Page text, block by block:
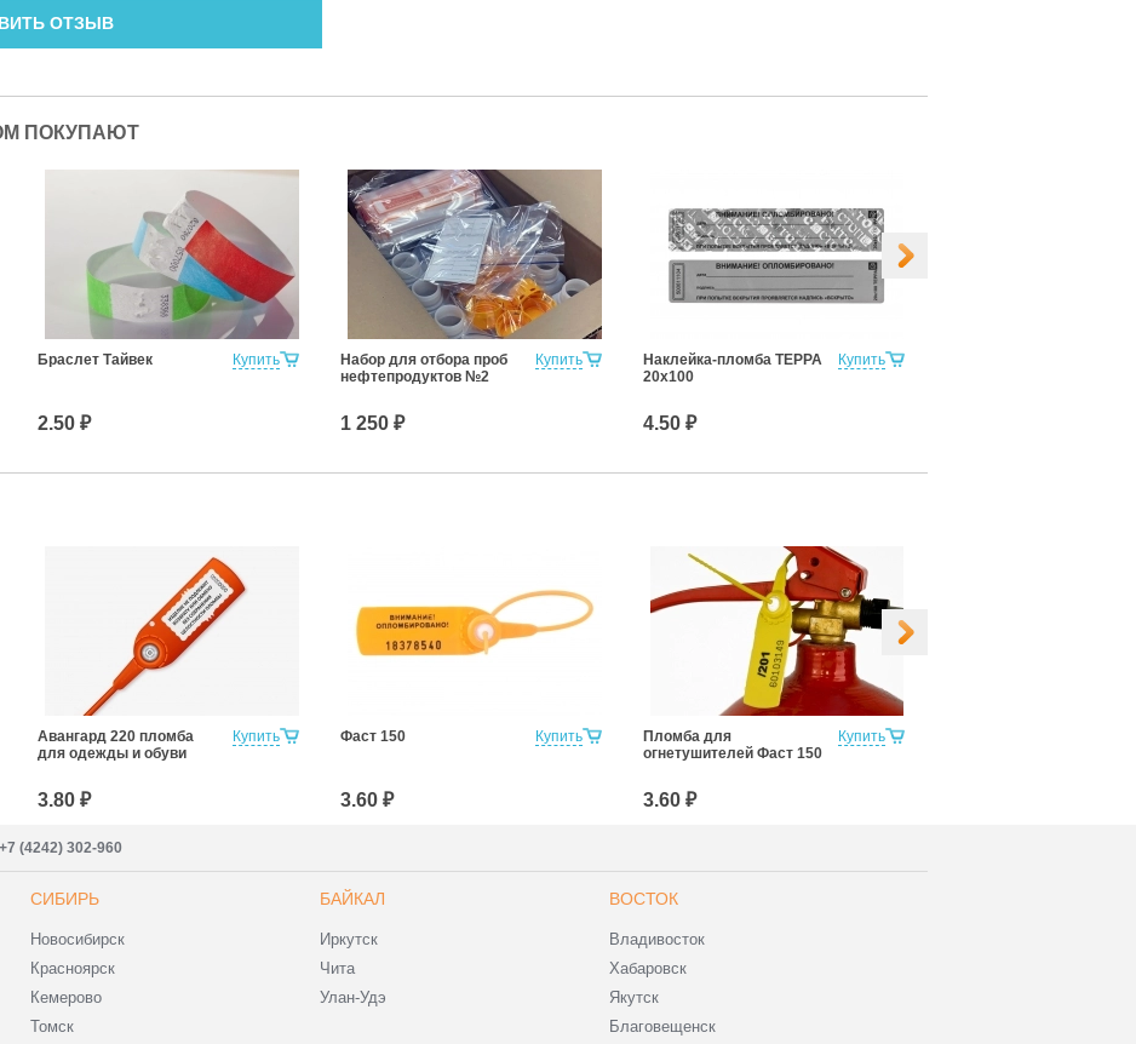
ОТЗЫВ
ПОКУПАЮТ
Купить
Браслет Тайвек
2.50 ₽
Купить
Набор для отбора проб
нефтепродуктов №2
1 250 ₽
Купить
Наклейка-пломба ТЕРРА
20х100
4.50 ₽
Купить
Авангард 220 пломба
для одежды и обуви
3.80 ₽
Купить
Фаст 150
3.60 ₽
Купить
Пломба для
огнетушителей Фаст 150
3.60 ₽
+7 (4242) 302-960
СИБИРЬ
Новосибирск
Красноярск
Кемерово
Томск
БАЙКАЛ
Иркутск
Чита
Улан-Удэ
ВОСТОК
Владивосток
Хабаровск
Якутск
Благовещенск